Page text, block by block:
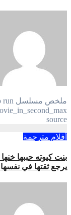
ملخص مسلسل i don’t want to run قناه فيلم في ثواني الجديده
source
أفلام مترجمة
بنت كيوته حببها
يرجع ثقتها في